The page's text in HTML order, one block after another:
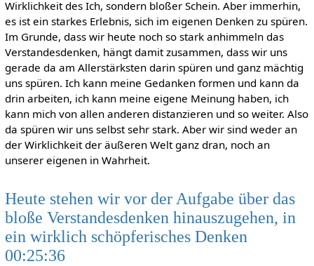
Wirklichkeit des Ich, sondern bloßer Schein. Aber immerhin,
es ist ein starkes Erlebnis, sich im eigenen Denken zu spüren.
Im Grunde, dass wir heute noch so stark anhimmeln das
Verstandesdenken, hängt damit zusammen, dass wir uns
gerade da am Allerstärksten darin spüren und ganz mächtig
uns spüren. Ich kann meine Gedanken formen und kann da
drin arbeiten, ich kann meine eigene Meinung haben, ich
kann mich von allen anderen distanzieren und so weiter. Also
da spüren wir uns selbst sehr stark. Aber wir sind weder an
der Wirklichkeit der äußeren Welt ganz dran, noch an
unserer eigenen in Wahrheit.
Heute stehen wir vor der Aufgabe über das
bloße Verstandesdenken hinauszugehen, in
ein wirklich schöpferisches Denken
00:25:36